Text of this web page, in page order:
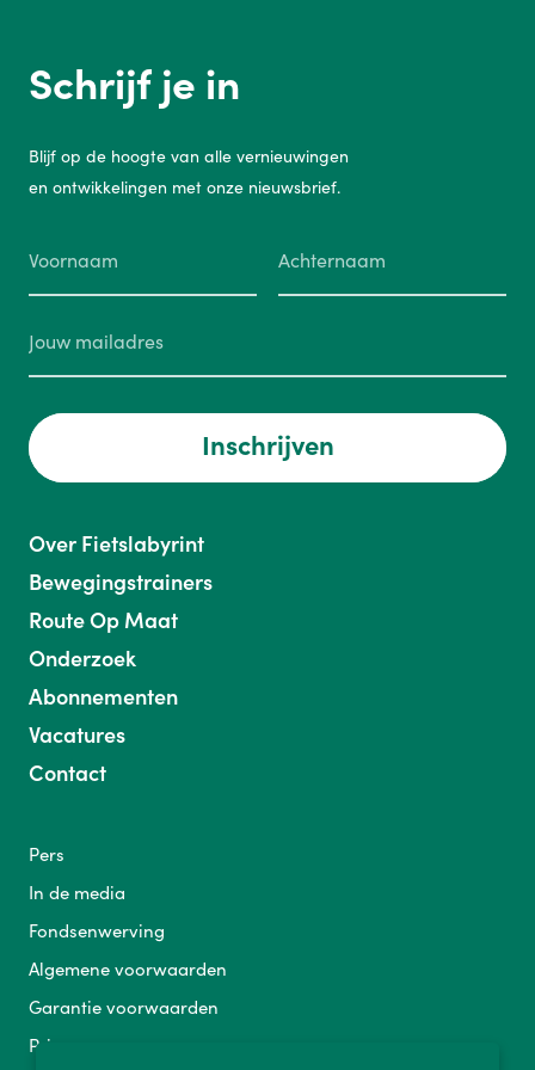
Schrijf je in
Blijf op de hoogte van alle vernieuwingen
en ontwikkelingen met onze nieuwsbrief.
Inschrijven
Over Fietslabyrint
Bewegingstrainers
Route Op Maat
Onderzoek
Abonnementen
Vacatures
Contact
Pers
In de media
Fondsenwerving
Algemene voorwaarden
Garantie voorwaarden
Privacy